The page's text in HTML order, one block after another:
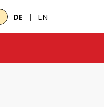
DE | EN